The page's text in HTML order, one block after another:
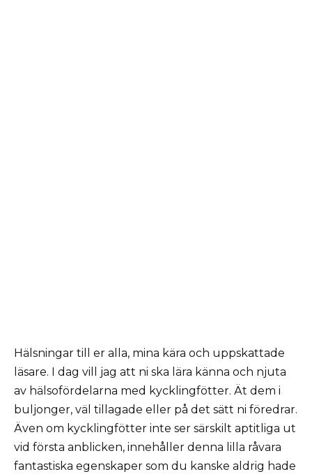
Hälsningar till er alla, mina kära och uppskattade
läsare. I dag vill jag att ni ska lära känna och njuta
av hälsofördelarna med kycklingfötter. Ät dem i
buljonger, väl tillagade eller på det sätt ni föredrar.
Även om kycklingfötter inte ser särskilt aptitliga ut
vid första anblicken, innehåller denna lilla råvara
fantastiska egenskaper som du kanske aldrig hade